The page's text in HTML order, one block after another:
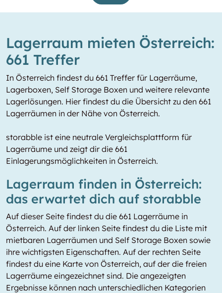
Lagerraum mieten Österreich:
661 Treffer
In Österreich findest du 661 Treffer für Lagerräume,
Lagerboxen, Self Storage Boxen und weitere relevante
Lagerlösungen. Hier findest du die Übersicht zu den 661
Lagerräumen in der Nähe von Österreich.
storabble ist eine neutrale Vergleichsplattform für
Lagerräume und zeigt dir die 661
Einlagerungsmöglichkeiten in Österreich.
Lagerraum finden in Österreich:
das erwartet dich auf storabble
Auf dieser Seite findest du die 661 Lagerräume in
Österreich. Auf der linken Seite findest du die Liste mit
mietbaren Lagerräumen und Self Storage Boxen sowie
ihre wichtigsten Eigenschaften. Auf der rechten Seite
findest du eine Karte von Österreich, auf der die freien
Lagerräume eingezeichnet sind. Die angezeigten
Ergebnisse können nach unterschiedlichen Kategorien